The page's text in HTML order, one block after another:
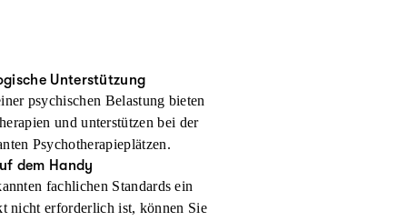
Unterstützung
psychischen Belastung bieten
und unterstützen bei der
Psychotherapieplätzen.
dem Handy
fachlichen Standards ein
nicht erforderlich ist, können Sie